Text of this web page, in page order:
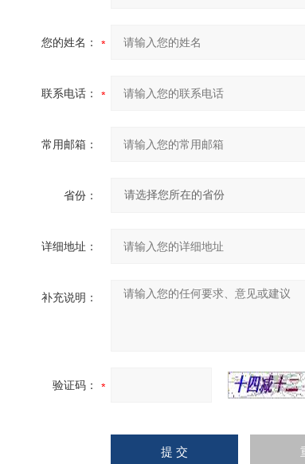
您的姓名：
联系电话：
常用邮箱：
省份：
详细地址：
补充说明：
验证码：